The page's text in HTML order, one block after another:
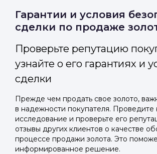
Гарантии и условия
сделки по продаже
Проверьте репутацию
узнайте о его гарантиях и
сделки
Прежде чем продать свое золото,
в надежности покупателя.
исследование и проверьте его
отзывы других клиентов о качестве
процессе продажи золота. Это
информированное решение.